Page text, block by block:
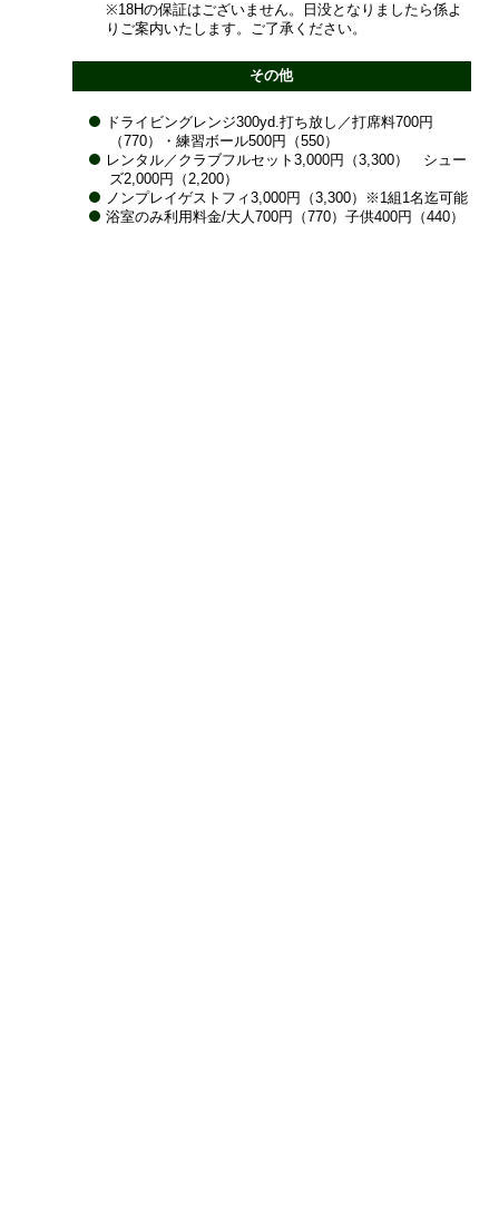
※18Hの保証はございません。日没となりましたら係よ
りご案内いたします。ご了承ください。
その他
ドライビングレンジ300yd.打ち放し／打席料700円
（770）・練習ボール500円（550）
レンタル／クラブフルセット3,000円（3,300） シュー
ズ2,000円（2,200）
ノンプレイゲストフィ3,000円（3,300）※1組1名迄可能
浴室のみ利用料金/大人700円（770）子供400円（440）